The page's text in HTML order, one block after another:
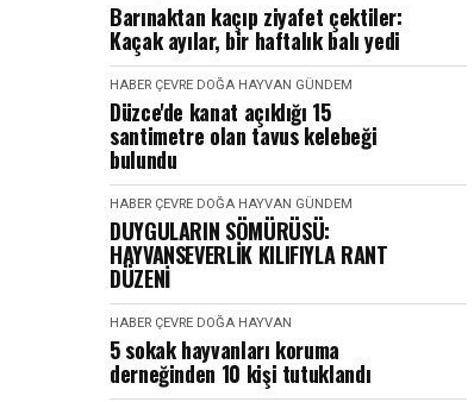
Barınaktan kaçıp ziyafet çektiler:
Kaçak ayılar, bir haftalık balı yedi
HABER ÇEVRE DOĞA HAYVAN GÜNDEM
Düzce'de kanat açıklığı 15
santimetre olan tavus kelebeği
bulundu
HABER ÇEVRE DOĞA HAYVAN GÜNDEM
DUYGULARIN SÖMÜRÜSÜ:
HAYVANSEVERLİK KILIFIYLA RANT
DÜZENİ
HABER ÇEVRE DOĞA HAYVAN
5 sokak hayvanları koruma
derneğinden 10 kişi tutuklandı